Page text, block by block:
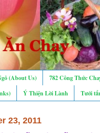
(About Us)
782 Công Thức
Ý Thiện Lời Lành Tưới
23, 2011